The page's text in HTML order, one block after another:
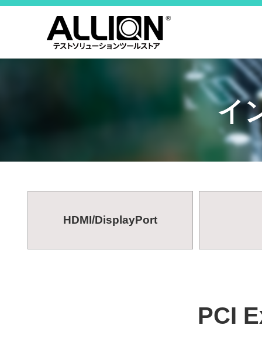
イ
HDMI/DisplayPort
PCI